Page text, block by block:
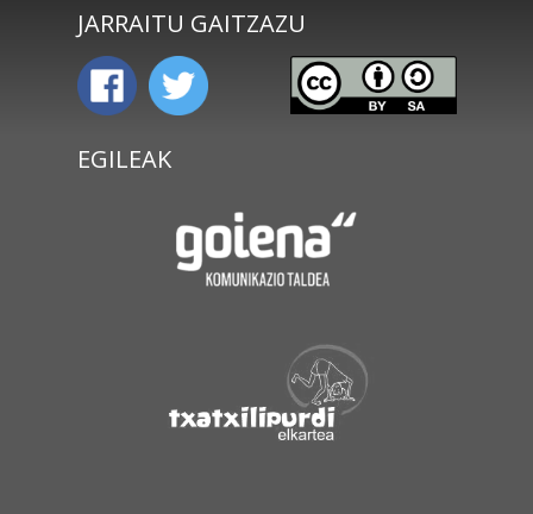
JARRAITU GAITZAZU
EGILEAK